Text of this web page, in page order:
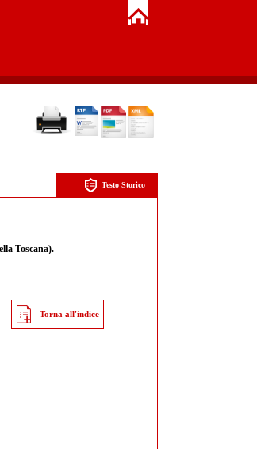
Testo Storico
Toscana).
Torna all'indice